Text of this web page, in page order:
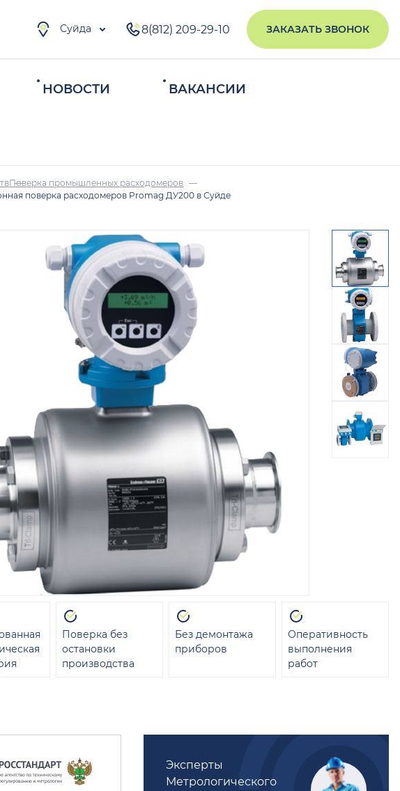
Суйда 8(812) 209-29-10 ЗАКАЗАТЬ ЗВОНОК
НОВОСТИ ВАКАНСИИ
Поверка промышленных расходомеров
поверка расходомеров Promag ДУ200 в Суйде
Поверка без
остановки
производства
Без демонтажа
приборов
Оперативность
выполнения
работ
Эксперты
Метрологического